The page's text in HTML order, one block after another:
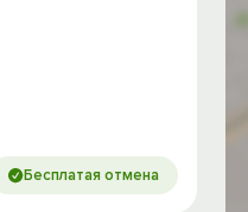
Бесплатая отмена